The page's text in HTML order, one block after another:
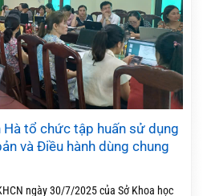
Hà tổ chức tập huấn sử dụng
và Điều hành dùng chung
ngày 30/7/2025 của Sở Khoa học